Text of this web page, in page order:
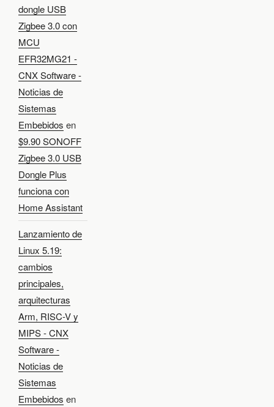
dongle USB
Zigbee 3.0 con
MCU
EFR32MG21 -
CNX Software -
Noticias de
Sistemas
Embebidos en
$9.90 SONOFF
Zigbee 3.0 USB
Dongle Plus
funciona con
Home Assistant
Lanzamiento de
Linux 5.19:
cambios
principales,
arquitecturas
Arm, RISC-V y
MIPS - CNX
Software -
Noticias de
Sistemas
Embebidos en